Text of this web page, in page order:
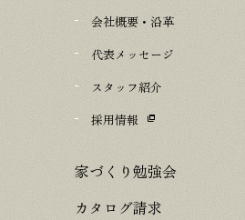
会社概要・沿革
代表メッセージ
スタッフ紹介
採用情報
家づくり勉強会
カタログ請求